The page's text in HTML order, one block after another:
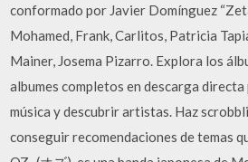
conformado por Javier Domínguez
Mohamed, Frank, Carlitos, Patricia
Mainer, Josema Pizarro. Explora los
albumes completos en descarga
música y descubrir artistas. Haz
conseguir recomendaciones de temas